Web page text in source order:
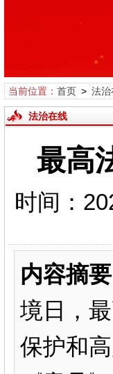
当前位置： 首页> 法治
法治在线
最高
时间：
内容摘要
境日，
保护和